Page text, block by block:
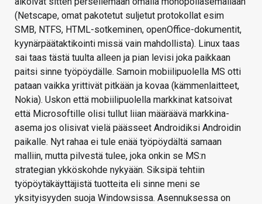
(Netscape, omat pakotetut suljetut protokollat esim
SMB, NTFS, HTML-sotkeminen, openOffice-dokumentit,
kyynärpäätaktikointi missä vain mahdollista). Linux taas
sai taas tästä tuulta alleen ja pian levisi joka paikkaan
paitsi sinne työpöydälle. Samoin mobiilipuolella MS otti
pataan vaikka yrittivät pitkään ja kovaa (kämmenlaitteet,
Nokia). Uskon että mobiilipuolella markkinat katsoivat
että Microsoftille olisi tullut liian määräävä markkina-
asema jos olisivat vielä päässeet Androidiksi Androidin
paikalle. Nyt rahaa ei tule enää työpöydältä samaan
malliin, mutta pilvestä tulee, joka onkin se MS:n
strategian ykköskohde nykyään. Siksipä tehtiin
työpöytäkäyttäjistä tuotteita eli sinne meni se
yksityisyyden suoja Windowsissa. Asennuksessa on